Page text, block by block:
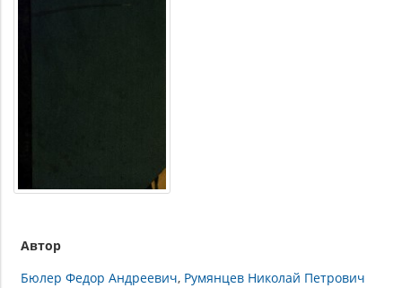
Автор
Бюлер Федор Андреевич Румянцев Николай Петрович